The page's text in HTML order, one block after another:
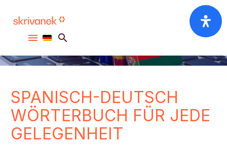
Wörterbuch Spanisch
Deutsch
SPANISCH-DEUTSCH
WÖRTERBUCH FÜR JEDE
GELEGENHEIT